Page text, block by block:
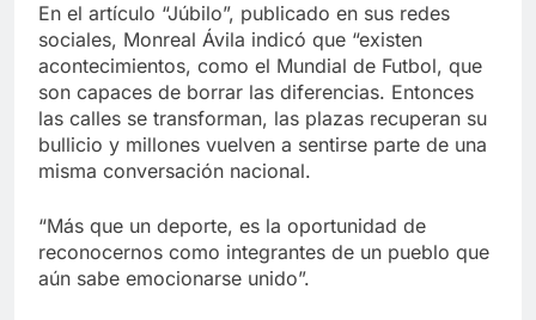
En el artículo “Júbilo”, publicado en sus redes
sociales, Monreal Ávila indicó que “existen
acontecimientos, como el Mundial de Futbol, que
son capaces de borrar las diferencias. Entonces
las calles se transforman, las plazas recuperan su
bullicio y millones vuelven a sentirse parte de una
misma conversación nacional.
“Más que un deporte, es la oportunidad de
reconocernos como integrantes de un pueblo que
aún sabe emocionarse unido”.